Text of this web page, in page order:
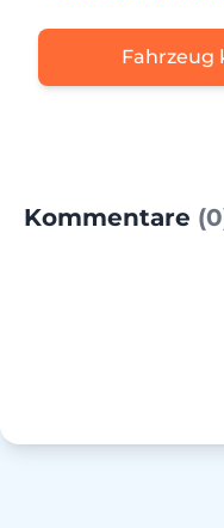
Fahrzeug
Kommentare